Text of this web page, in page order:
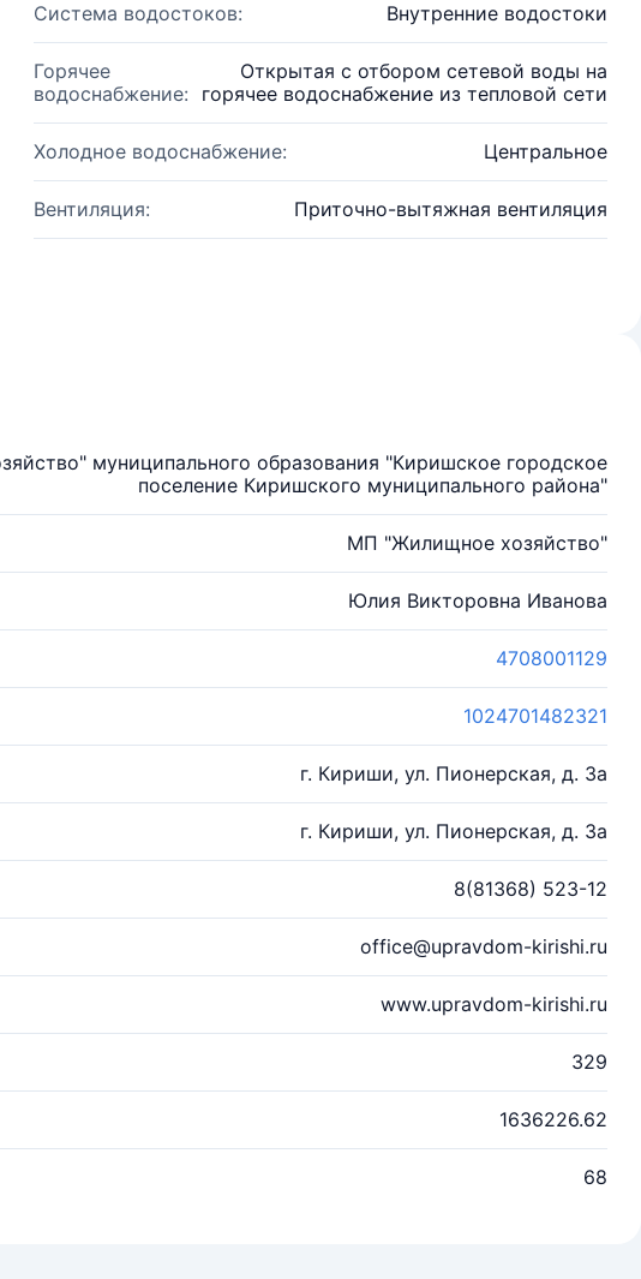
Система водостоков: Внутренние водостоки
Горячее
водоснабжение:
Открытая с отбором сетевой воды на
горячее водоснабжение из тепловой сети
Холодное водоснабжение: Центральное
Вентиляция: Приточно-вытяжная вентиляция
муниципального образования "Киришское городское
поселение Киришского муниципального района"
МП "Жилищное хозяйство"
Юлия Викторовна Иванова
4708001129
1024701482321
г. Кириши, ул. Пионерская, д. 3а
г. Кириши, ул. Пионерская, д. 3а
8(81368) 523-12
office@upravdom-kirishi.ru
www.upravdom-kirishi.ru
329
1636226.62
68